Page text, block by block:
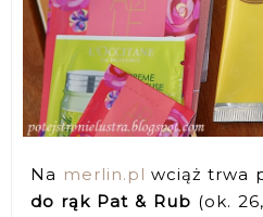
Na merlin.pl wciąż trwa
do rąk Pat & Rub (ok.